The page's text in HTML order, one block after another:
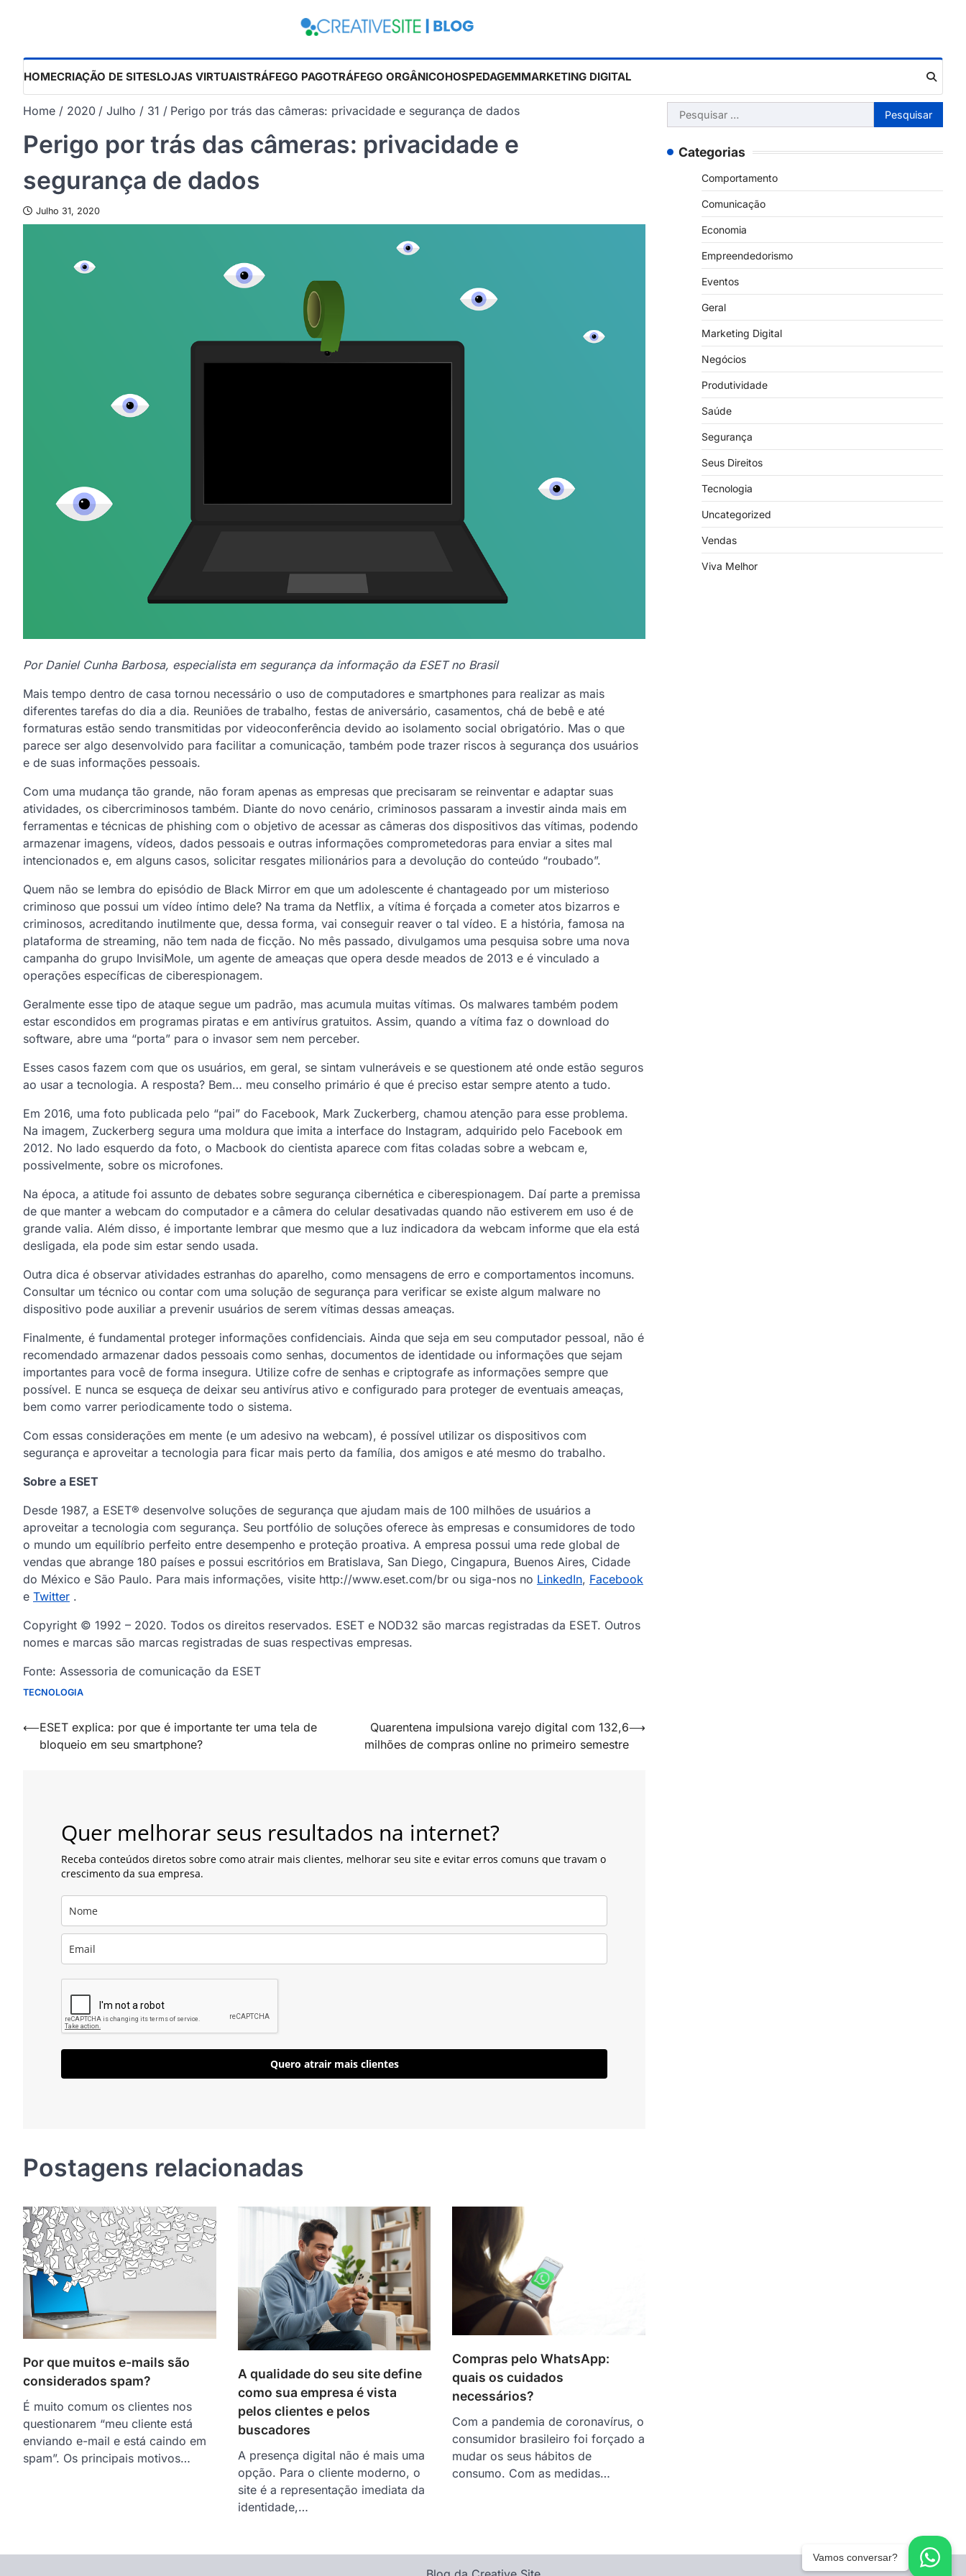
HOMECRIAÇÃO DE SITESLOJAS VIRTUAISTRÁFEGO PAGOTRÁFEGO ORGÂNICOHOSPEDAGEMMARKETING DIGITAL
Vamos conversar?
Home 2020 Julho 31 Perigo por trás das câmeras: privacidade e segurança de dados
Perigo por trás das câmeras: privacidade e
segurança de dados
Julho 31, 2020
Por Daniel Cunha Barbosa, especialista em segurança da informação da ESET no Brasil
Mais tempo dentro de casa tornou necessário o uso de computadores e smartphones para realizar as mais
diferentes tarefas do dia a dia. Reuniões de trabalho, festas de aniversário, casamentos, chá de bebê e até
formaturas estão sendo transmitidas por videoconferência devido ao isolamento social obrigatório. Mas o que
parece ser algo desenvolvido para facilitar a comunicação, também pode trazer riscos à segurança dos usuários
e de suas informações pessoais.
Com uma mudança tão grande, não foram apenas as empresas que precisaram se reinventar e adaptar suas
atividades, os cibercriminosos também. Diante do novo cenário, criminosos passaram a investir ainda mais em
ferramentas e técnicas de phishing com o objetivo de acessar as câmeras dos dispositivos das vítimas, podendo
armazenar imagens, vídeos, dados pessoais e outras informações comprometedoras para enviar a sites mal
intencionados e, em alguns casos, solicitar resgates milionários para a devolução do conteúdo “roubado”.
Quem não se lembra do episódio de Black Mirror em que um adolescente é chantageado por um misterioso
criminoso que possui um vídeo íntimo dele? Na trama da Netflix, a vítima é forçada a cometer atos bizarros e
criminosos, acreditando inutilmente que, dessa forma, vai conseguir reaver o tal vídeo. E a história, famosa na
plataforma de streaming, não tem nada de ficção. No mês passado, divulgamos uma pesquisa sobre uma nova
campanha do grupo InvisiMole, um agente de ameaças que opera desde meados de 2013 e é vinculado a
operações específicas de ciberespionagem.
Geralmente esse tipo de ataque segue um padrão, mas acumula muitas vítimas. Os malwares também podem
estar escondidos em programas piratas e em antivírus gratuitos. Assim, quando a vítima faz o download do
software, abre uma “porta” para o invasor sem nem perceber.
Esses casos fazem com que os usuários, em geral, se sintam vulneráveis e se questionem até onde estão seguros
ao usar a tecnologia. A resposta? Bem… meu conselho primário é que é preciso estar sempre atento a tudo.
Em 2016, uma foto publicada pelo “pai” do Facebook, Mark Zuckerberg, chamou atenção para esse problema.
Na imagem, Zuckerberg segura uma moldura que imita a interface do Instagram, adquirido pelo Facebook em
2012. No lado esquerdo da foto, o Macbook do cientista aparece com fitas coladas sobre a webcam e,
possivelmente, sobre os microfones.
Na época, a atitude foi assunto de debates sobre segurança cibernética e ciberespionagem. Daí parte a premissa
de que manter a webcam do computador e a câmera do celular desativadas quando não estiverem em uso é de
grande valia. Além disso, é importante lembrar que mesmo que a luz indicadora da webcam informe que ela está
desligada, ela pode sim estar sendo usada.
Outra dica é observar atividades estranhas do aparelho, como mensagens de erro e comportamentos incomuns.
Consultar um técnico ou contar com uma solução de segurança para verificar se existe algum malware no
dispositivo pode auxiliar a prevenir usuários de serem vítimas dessas ameaças.
Finalmente, é fundamental proteger informações confidenciais. Ainda que seja em seu computador pessoal, não é
recomendado armazenar dados pessoais como senhas, documentos de identidade ou informações que sejam
importantes para você de forma insegura. Utilize cofre de senhas e criptografe as informações sempre que
possível. E nunca se esqueça de deixar seu antivírus ativo e configurado para proteger de eventuais ameaças,
bem como varrer periodicamente todo o sistema.
Com essas considerações em mente (e um adesivo na webcam), é possível utilizar os dispositivos com
segurança e aproveitar a tecnologia para ficar mais perto da família, dos amigos e até mesmo do trabalho.
Sobre a ESET
Desde 1987, a ESET® desenvolve soluções de segurança que ajudam mais de 100 milhões de usuários a
aproveitar a tecnologia com segurança. Seu portfólio de soluções oferece às empresas e consumidores de todo
o mundo um equilíbrio perfeito entre desempenho e proteção proativa. A empresa possui uma rede global de
vendas que abrange 180 países e possui escritórios em Bratislava, San Diego, Cingapura, Buenos Aires, Cidade
do México e São Paulo. Para mais informações, visite http://www.eset.com/br ou siga-nos no LinkedIn, Facebook
e Twitter .
Copyright © 1992 – 2020. Todos os direitos reservados. ESET e NOD32 são marcas registradas da ESET. Outros
nomes e marcas são marcas registradas de suas respectivas empresas.
Fonte: Assessoria de comunicação da ESET
TECNOLOGIA
Navegação
⟵ESET explica: por que é importante ter uma tela de
bloqueio em seu smartphone?
Quarentena impulsiona varejo digital com 132,6
milhões de compras online no primeiro semestre
⟶
Quer melhorar seus resultados na internet?
Receba conteúdos diretos sobre como atrair mais clientes, melhorar seu site e evitar erros comuns que travam o
crescimento da sua empresa.
Quero atrair mais clientes
Postagens relacionadas
Por que muitos e-mails são
considerados spam?
É muito comum os clientes nos
questionarem “meu cliente está
enviando e-mail e está caindo em
spam”. Os principais motivos…
A qualidade do seu site define
como sua empresa é vista
pelos clientes e pelos
buscadores
A presença digital não é mais uma
opção. Para o cliente moderno, o
site é a representação imediata da
identidade,…
Compras pelo WhatsApp:
quais os cuidados
necessários?
Com a pandemia de coronavírus, o
consumidor brasileiro foi forçado a
mudar os seus hábitos de
consumo. Com as medidas…
Pesquisar
por:
Categorias
Comportamento
Comunicação
Economia
Empreendedorismo
Eventos
Geral
Marketing Digital
Negócios
Produtividade
Saúde
Segurança
Seus Direitos
Tecnologia
Uncategorized
Vendas
Viva Melhor